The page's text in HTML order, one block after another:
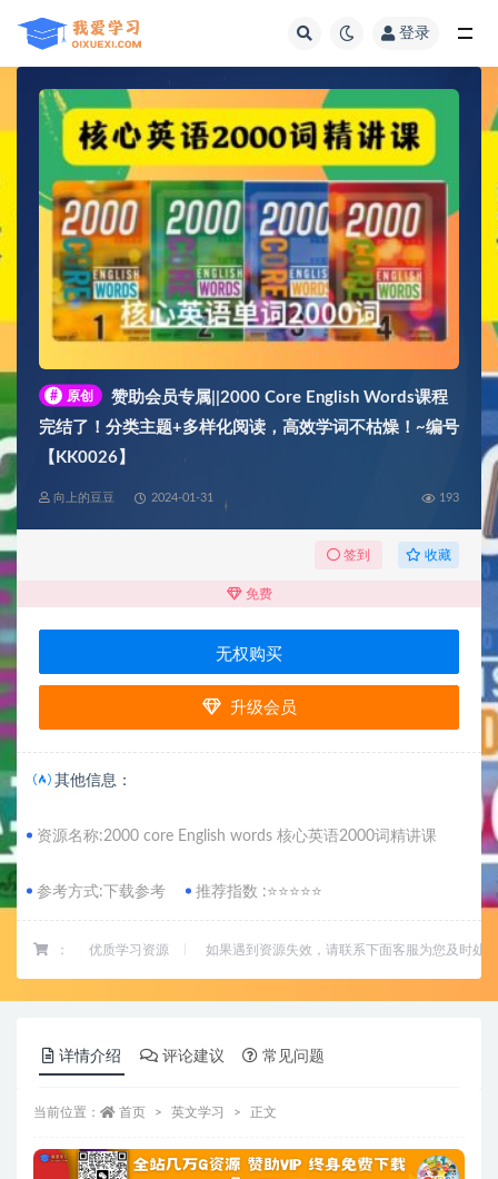
登录
# 原创
赞助会员专属||2000 Core English Words课程
完结了！分类主题+多样化阅读，高效学词不枯燥！~编号
【KK0026】
向上的豆豆 2024-01-31 193
签到 收藏
免费
无权购买
升级会员
其他信息：
资源名称:2000 core English words 核心英语2000词精讲课
参考方式:下载参考 推荐指数 :⭐⭐⭐⭐⭐
： 优质学习资源 如果遇到资源失效，请联系下面客服为您及时处理
详情介绍 评论建议 常见问题
当前位置： 首页 英文学习 正文